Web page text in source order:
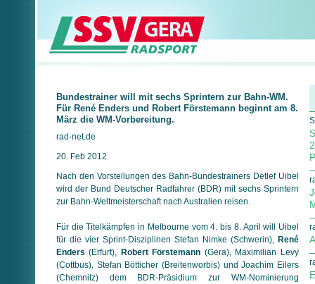
Bundestrainer will mit sechs Sprintern zur Bahn-WM.
Für René Enders und Robert Förstemann beginnt am 8.
März die WM-Vorbereitung.
rad-net.de
20. Feb 2012
Nach den Vorstellungen des Bahn-Bundestrainers Detlef Uibel
wird der Bund Deutscher Radfahrer (BDR) mit sechs Sprintern
zur Bahn-Weltmeisterschaft nach Australien reisen.
Für die Titelkämpfen in Melbourne vom 4. bis 8. April will Uibel
für die vier Sprint-Disziplinen Stefan Nimke (Schwerin), René
Enders (Erfurt), Robert Förstemann (Gera), Maximilian Levy
(Cottbus), Stefan Bötticher (Breitenworbis) und Joachim Eilers
(Chemnitz) dem BDR-Präsidium zur WM-Nominierung